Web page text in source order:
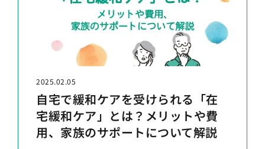
2025.02.05
自宅で緩和ケアを受けられる「在
宅緩和ケア」とは？メリットや費
用、家族のサポートについて解説